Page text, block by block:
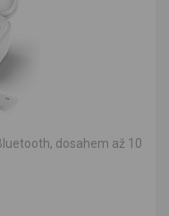
dosahem až 10